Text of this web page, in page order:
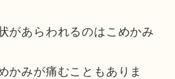
があらわれるのはこめかみ
かみが痛むこともありま